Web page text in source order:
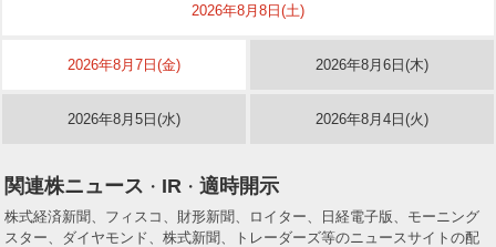
2026年8月8日(土)
2026年8月7日(金) 2026年8月6日(木)
2026年8月5日(水) 2026年8月4日(火)
関連株ニュース ・ IR ・ 適時開示
株式経済新聞、フィスコ、財形新聞、ロイター、日経電子版、モーニング
スター、ダイヤモンド、株式新聞、トレーダーズ等のニュースサイトの配